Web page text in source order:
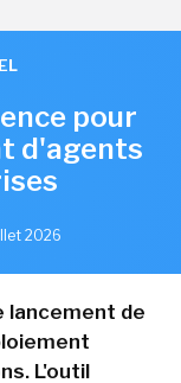
pour
d'agents
2026
lancement de
L'outil